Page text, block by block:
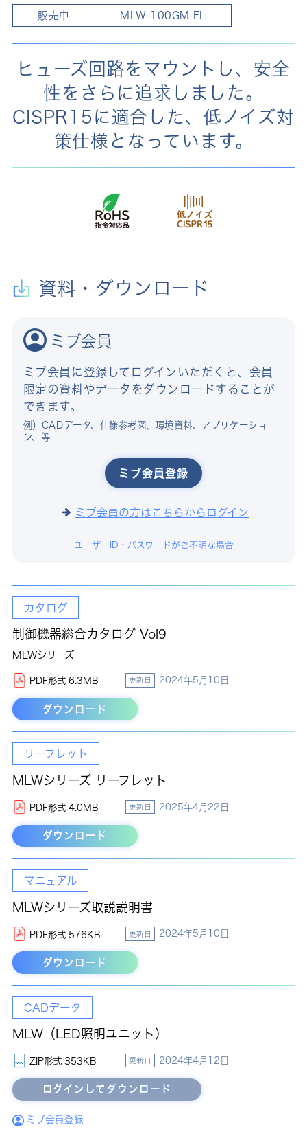
販売中 MLW-100GM-FL
ヒューズ回路をマウントし、安全
性をさらに追求しました。
CISPR15に適合した、低ノイズ対
策仕様となっています。
資料・ダウンロード
ミブ会員
ミブ会員に登録してログインいただくと、会員
限定の資料やデータをダウンロードすることが
できます。
例）CADデータ、仕様参考図、環境資料、アプリケーショ
ン、等
ミブ会員登録
ミブ会員の方はこちらからログイン
ユーザーID・パスワードがご不明な場合
カタログ
制御機器総合カタログ Vol9
MLWシリーズ
PDF形式 6.3MB 更新日 2024年5月10日
ダウンロード
リーフレット
MLWシリーズ リーフレット
PDF形式 4.0MB 更新日 2025年4月22日
ダウンロード
マニュアル
MLWシリーズ取説説明書
PDF形式 576KB 更新日 2024年5月10日
ダウンロード
CADデータ
MLW（LED照明ユニット）
ZIP形式 353KB 更新日 2024年4月12日
ミブ会員登録